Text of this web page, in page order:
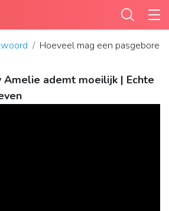
Hoeveel mag een pasgeboren
Amelie ademt moeilijk | Echte